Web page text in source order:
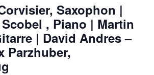
Saxophon |
, Piano | Martin
| David Andres –
Parzhuber,